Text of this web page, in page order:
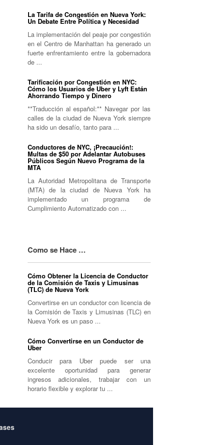
La Tarifa de Congestión en Nueva York:
Un Debate Entre Política y Necesidad
La implementación del peaje por congestión
en el Centro de Manhattan ha generado un
fuerte enfrentamiento entre la gobernadora
de ...
Tarificación por Congestión en NYC:
Cómo los Usuarios de Uber y Lyft Están
Ahorrando Tiempo y Dinero
**Traducción al español:** Navegar por las
calles de la ciudad de Nueva York siempre
ha sido un desafío, tanto para ...
Conductores de NYC, ¡Precaución!:
Multas de $50 por Adelantar Autobuses
Públicos Según Nuevo Programa de la
MTA
La Autoridad Metropolitana de Transporte
(MTA) de la ciudad de Nueva York ha
implementado un programa de
Cumplimiento Automatizado con ...
Como se Hace …
Cómo Obtener la Licencia de Conductor
de la Comisión de Taxis y Limusinas
(TLC) de Nueva York
Convertirse en un conductor con licencia de
la Comisión de Taxis y Limusinas (TLC) en
Nueva York es un paso ...
Cómo Convertirse en un Conductor de
Uber
Conducir para Uber puede ser una
excelente oportunidad para generar
ingresos adicionales, trabajar con un
horario flexible y explorar tu ...